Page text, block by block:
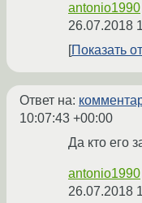
antonio1990
26.07.2018
Показать
Ответ на:
10:07:43 +00:00
Да кто его
antonio1990
26.07.2018